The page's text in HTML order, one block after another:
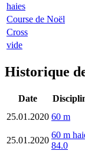
haies
Course de Noël
Cross
vide
Historique
Date
25.01.2020 60 m
25.01.2020
60 m
84.0